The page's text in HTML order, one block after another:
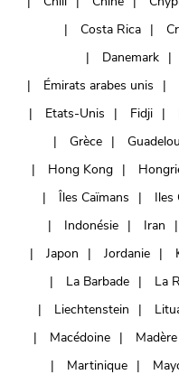
Costa Rica
Danemark
Émirats arabes unis
Etats-Unis
Fidji
Grèce
Hong Kong
Îles Caïmans
Iles
Indonésie
Iran
Japon
Jordanie
La Barbade
La
Liechtenstein
Macédoine
Madère
Martinique